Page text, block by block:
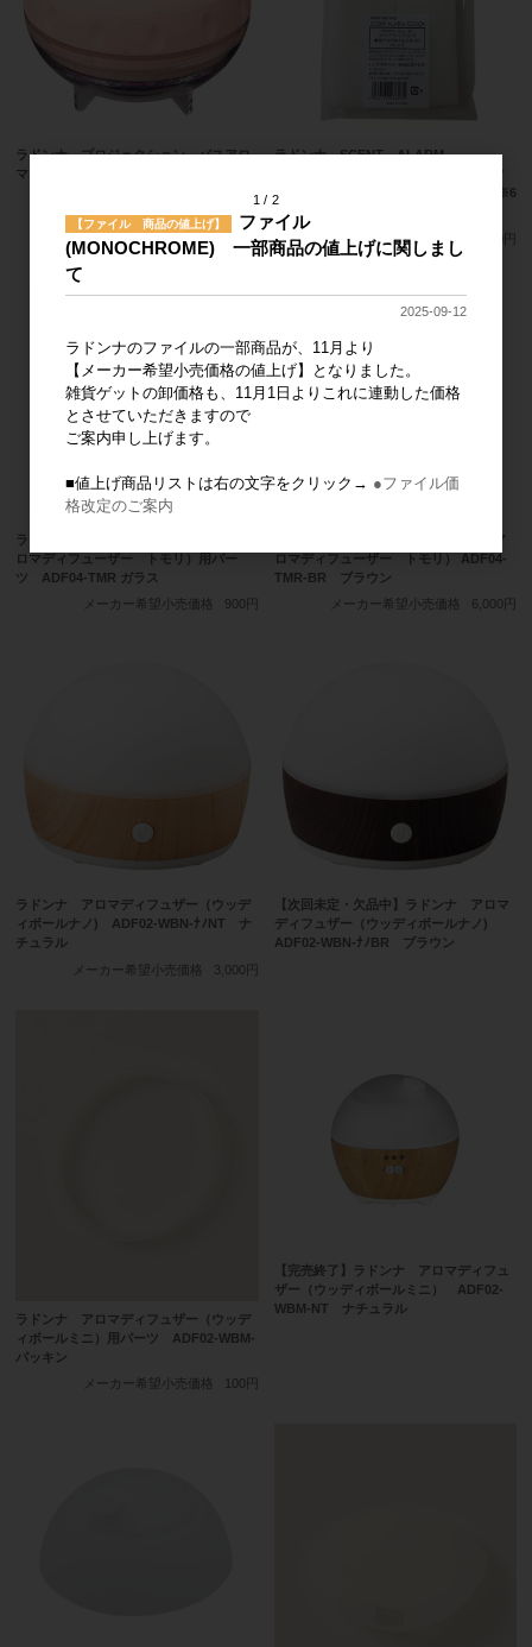
ラドンナ プロジェクション バスアロ
マ YURA ADF08-YR-PK ピンク
3,500円
ラドンナ SCENT ALARM
CLOCK（ADF07-SAC)用 専用アロマ
オイルスポンジ ADF07-SAC-PAD ※6
枚り
メーカー希望小売価格
400円
ラドンナ Aroma Diffuser tomori（ア
ロマディフューザー トモリ）用パー
ツ ADF04-TMR ガラス
メーカー希望小売価格
900円
ラドンナ Aroma Diffuser tomori（ア
ロマディフューザー トモリ） ADF04-
TMR-BR ブラウン
メーカー希望小売価格
6,000円
ラドンナ アロマディフュザー（ウッデ
ィボールナノ) ADF02-WBN-ﾅﾉNT ナ
チュラル
メーカー希望小売価格
3,000円
【次回未定・欠品中】ラドンナ アロマ
ディフュザー（ウッディボールナノ)
ADF02-WBN-ﾅﾉBR ブラウン
ラドンナ アロマディフュザー（ウッデ
ィボールミニ）用パーツ ADF02-WBM-
パッキン
メーカー希望小売価格
100円
【完売終了】ラドンナ アロマディフュ
ザー（ウッディボールミニ） ADF02-
WBM-NT ナチュラル
1 2
【ファイル 商品の値上げ】
ファイル
(MONOCHROME) 一部商品の値上げに関しまし
て
2025-09-12
ラドンナのファイルの一部商品が、11月より
【メーカー希望小売価格の値上げ】となりました。
雑貨ゲットの卸価格も、11月1日よりこれに連動した価格
とさせていただきますので
ご案内申し上げます。
■値上げ商品リストは右の文字をクリック→ ●ファイル価
格改定のご案内